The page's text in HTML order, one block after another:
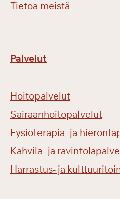
Tietoa meistä
Palvelut
Hoitopalvelut
Sairaanhoitopalvelut
Fysioterapia- ja
Kahvila- ja
Harrastus- ja